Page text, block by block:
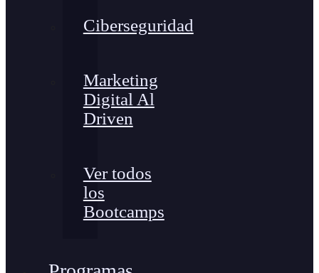
Ciberseguridad
Marketing
Digital Al
Driven
Ver todos
los
Bootcamps